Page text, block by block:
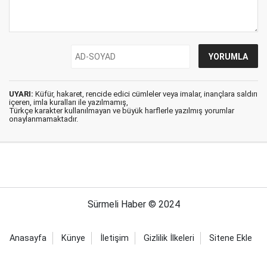
UYARI: Küfür, hakaret, rencide edici cümleler veya imalar, inançlara saldırı
içeren, imla kuralları ile yazılmamış,
Türkçe karakter kullanılmayan ve büyük harflerle yazılmış yorumlar
onaylanmamaktadır.
Sürmeli Haber © 2024
Anasayfa Künye İletişim Gizlilik İlkeleri Sitene Ekle